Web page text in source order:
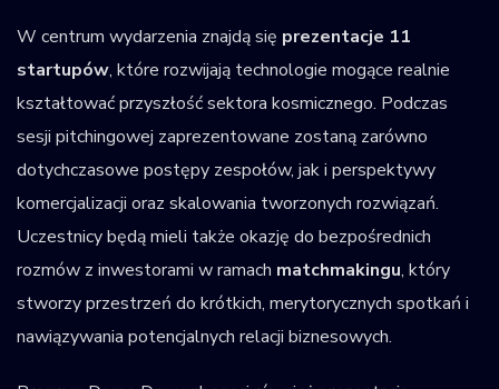
W centrum wydarzenia znajdą się prezentacje 11
startupów, które rozwijają technologie mogące realnie
kształtować przyszłość sektora kosmicznego. Podczas
sesji pitchingowej zaprezentowane zostaną zarówno
dotychczasowe postępy zespołów, jak i perspektywy
komercjalizacji oraz skalowania tworzonych rozwiązań.
Uczestnicy będą mieli także okazję do bezpośrednich
rozmów z inwestorami w ramach matchmakingu, który
stworzy przestrzeń do krótkich, merytorycznych spotkań i
nawiązywania potencjalnych relacji biznesowych.